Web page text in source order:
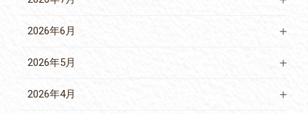
2026年6月
2026年5月
2026年4月